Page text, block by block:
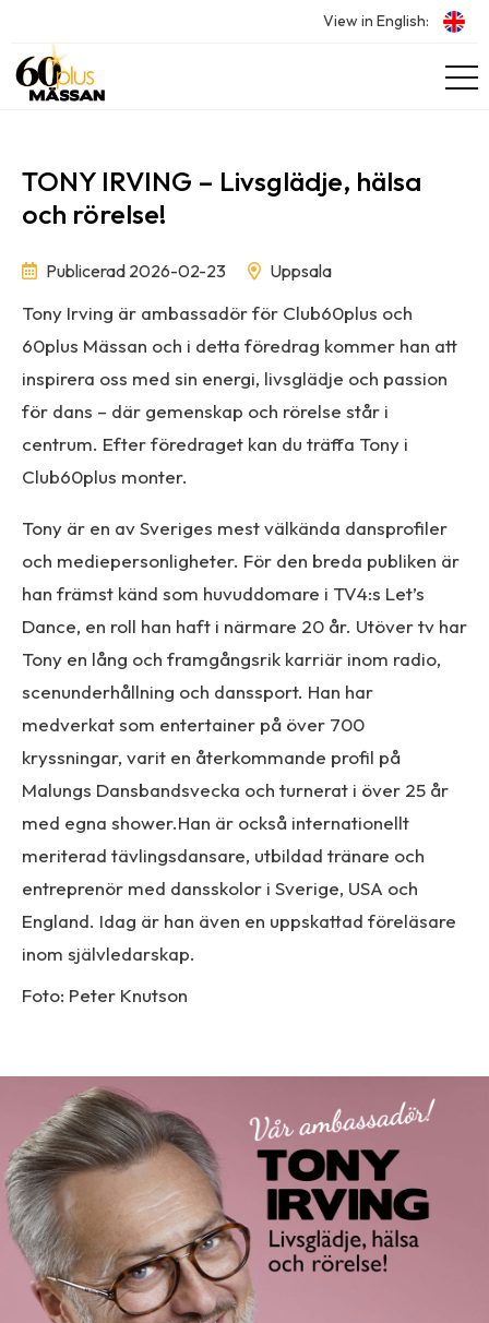
View in English:
TONY IRVING – Livsglädje, hälsa
och rörelse!
Publicerad 2026-02-23 Uppsala
Tony Irving är ambassadör för Club60plus och
60plus Mässan och i detta föredrag kommer han att
inspirera oss med sin energi, livsglädje och passion
för dans – där gemenskap och rörelse står i
centrum. Efter föredraget kan du träffa Tony i
Club60plus monter.
Tony är en av Sveriges mest välkända dansprofiler
och mediepersonligheter. För den breda publiken är
han främst känd som huvuddomare i TV4:s Let’s
Dance, en roll han haft i närmare 20 år. Utöver tv har
Tony en lång och framgångsrik karriär inom radio,
scenunderhållning och danssport. Han har
medverkat som entertainer på över 700
kryssningar, varit en återkommande profil på
Malungs Dansbandsvecka och turnerat i över 25 år
med egna shower.Han är också internationellt
meriterad tävlingsdansare, utbildad tränare och
entreprenör med dansskolor i Sverige, USA och
England. Idag är han även en uppskattad föreläsare
inom självledarskap.
Foto: Peter Knutson